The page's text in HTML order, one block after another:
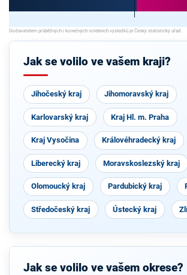
Jak se volilo ve vašem kraji?
Jihočeský kraj Jihomoravský kraj
Karlovarský kraj Kraj Hl. m. Praha
Kraj Vysočina Královéhradecký kraj
Liberecký kraj Moravskoslezský kraj
Olomoucký kraj Pardubický kraj
Středočeský kraj Ústecký kraj
Jak se volilo ve vašem okrese?